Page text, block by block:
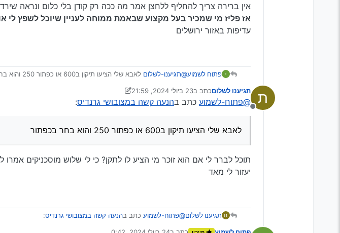
אין ברירה צריך להחליף ללחצן אמר מה ככה רק קודן בלי כלום ונראה
אז פליז מי שמכיר בעל מקצוע שבאמת ממוחה לעניין שיוכל לשפץ לי
עדיפות באזור ירושלים
פתוח לשמוע@תגיענו-לשלום לאבא שלי הציעו תיקון ב600 או כפתור 250 והוא בחר בכפתור
ת
מנותק
תגיענו לשלוםכתב ב23 ביולי 2024, 21:59
נערך לאחרונה על ידי תגיענו לשלום
@פתוח-לשמוע כתב בהנעה קשה במצובושי גרנדיס:
לאבא שלי הציעו תיקון ב600 או כפתור 250 והוא בחר בכפתור
תוכל לברר לי אם הוא זוכר מי הציע לו לתקן? כי לי שלוש מוסכניקים
יעזור לי מאד
ת תגיענו לשלום@פתוח-לשמוע כתב בהנעה קשה במצובושי גרנדיס: